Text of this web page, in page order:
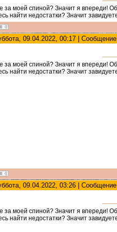
за моей спиной? Значит я впереди!
найти недостатки? Значит
09.04.2022, 00:17 |
за моей спиной? Значит я впереди!
найти недостатки? Значит
09.04.2022, 03:26 |
за моей спиной? Значит я впереди!
найти недостатки? Значит